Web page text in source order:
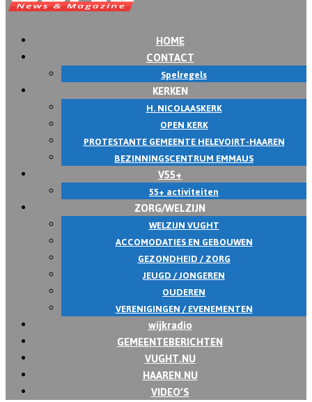
HOME
CONTACT
Spelregels
KERKEN
H. NICOLAASKERK
OPEN KERK
PROTESTANTE GEMEENTE HELEVOIRT-HAAREN
BEZINNINGSCENTRUM EMMAUS
V55+
55+ activiteiten
ZORG/WELZIJN
WELZIJN VUGHT
ACCOMODATIES EN GEBOUWEN
GEZONDHEID / ZORG
JEUGD / JONGEREN
OUDEREN
VERENIGINGEN / EVENEMENTEN
wijkradio
GEMEENTEBERICHTEN
VUGHT.NU
HAAREN.NU
VIDEO’S